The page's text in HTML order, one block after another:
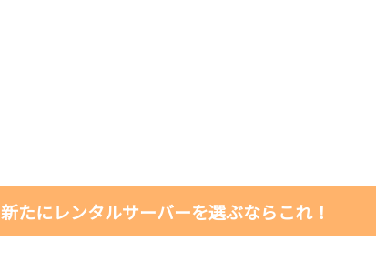
新たにレンタルサーバーを選ぶならこれ！